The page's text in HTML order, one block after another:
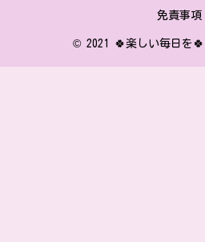
免責事項
© 2021 🍀楽しい毎日を🍀